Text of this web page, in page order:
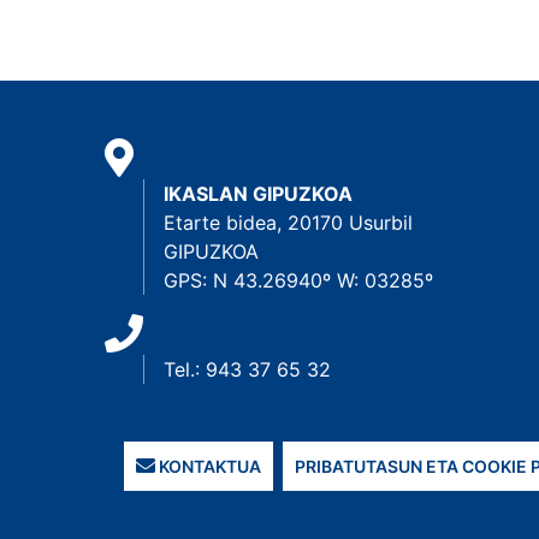
IKASLAN GIPUZKOA
Etarte bidea, 20170 Usurbil
GIPUZKOA
GPS: N 43.26940º W: 03285º
Tel.: 943 37 65 32
KONTAKTUA PRIBATUTASUN ETA COOKIE